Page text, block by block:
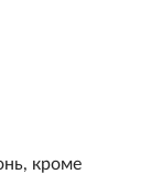
кроме